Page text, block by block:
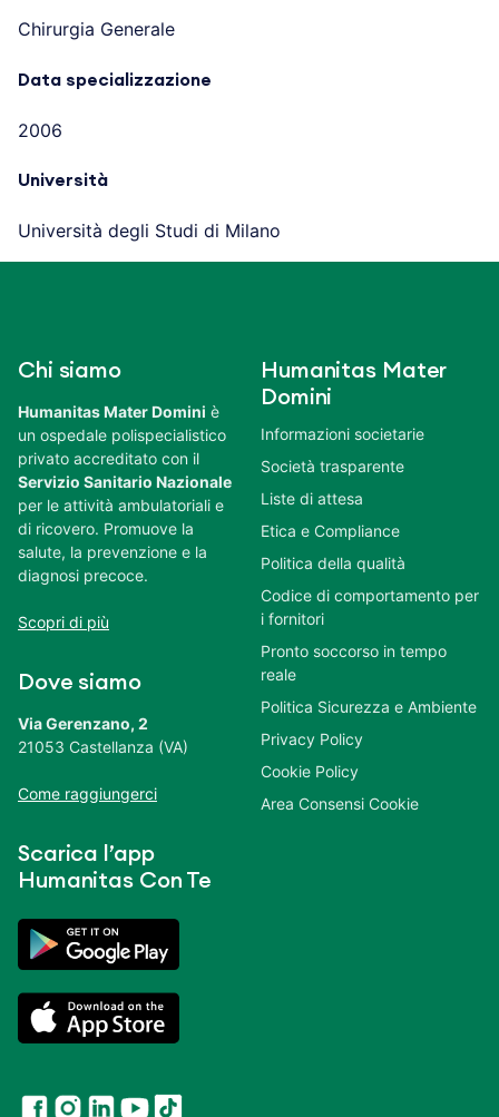
Chirurgia Generale
Data specializzazione
2006
Università
Università degli Studi di Milano
Chi siamo
Humanitas Mater Domini è
un ospedale polispecialistico
privato accreditato con il
Servizio Sanitario Nazionale
per le attività ambulatoriali e
di ricovero. Promuove la
salute, la prevenzione e la
diagnosi precoce.
Scopri di più
Dove siamo
Via Gerenzano, 2
21053 Castellanza (VA)
Come raggiungerci
Scarica l’app
Humanitas Con Te
Humanitas Mater
Domini
Informazioni societarie
Società trasparente
Liste di attesa
Etica e Compliance
Politica della qualità
Codice di comportamento per
i fornitori
Pronto soccorso in tempo
reale
Politica Sicurezza e Ambiente
Privacy Policy
Cookie Policy
Area Consensi Cookie